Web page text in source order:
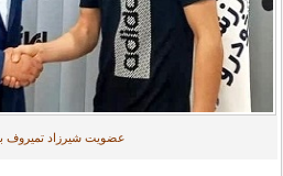
عضویت شیرزاد تمیروف